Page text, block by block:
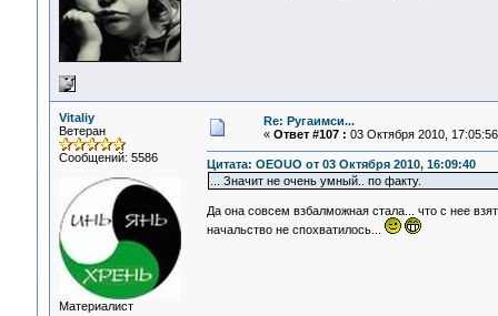
Vitaliy
Ветеран
Сообщений: 5586
Материалист
Re: Ругаимси...
« Ответ #107 : 03 Октября 2010,
Цитата: OEOUO от 03 Октября 2010, 16:09:40
... Значит не очень умный.. по факту.
Да она совсем взбалможная стала... что с нее
начальство не спохватилось...